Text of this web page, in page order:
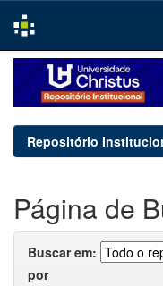
navigation
Repositório
Página de
Buscar em:
por